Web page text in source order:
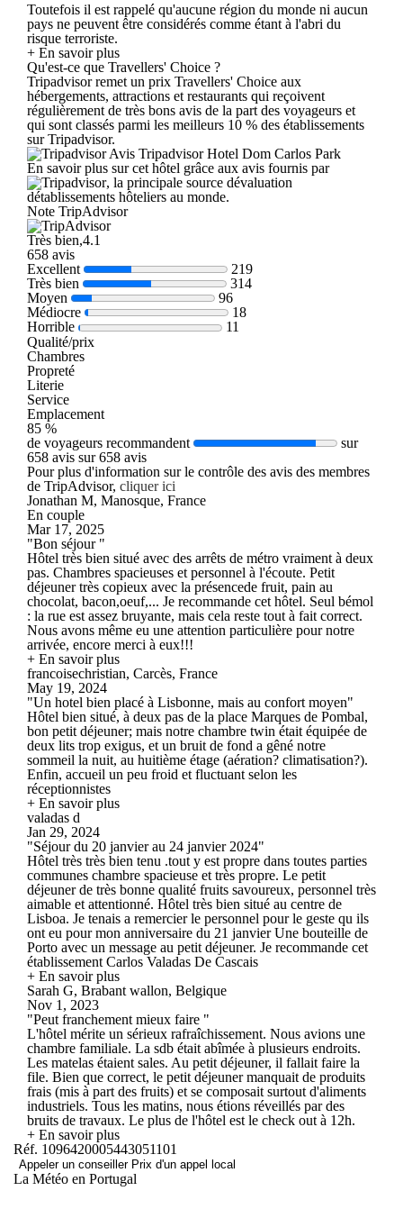
Toutefois il est rappelé qu'aucune région du monde ni aucun
pays ne peuvent être considérés comme étant à l'abri du
risque terroriste.
+ En savoir plus
Qu'est-ce que Travellers' Choice ?
Tripadvisor remet un prix Travellers' Choice aux
hébergements, attractions et restaurants qui reçoivent
régulièrement de très bons avis de la part des voyageurs et
qui sont classés parmi les meilleurs 10 % des établissements
sur Tripadvisor.
Avis Tripadvisor Hotel Dom Carlos Park
En savoir plus sur cet hôtel grâce aux avis fournis par
, la principale source dévaluation
détablissements hôteliers au monde.
Note TripAdvisor
Très bien,4.1
658 avis
Excellent
219
Très bien
314
Moyen
96
Médiocre
18
Horrible
11
Qualité/prix
Chambres
Propreté
Literie
Service
Emplacement
85 %
de voyageurs recommandent
sur
658 avis sur 658 avis
Pour plus d'information sur le contrôle des avis des membres
de TripAdvisor, cliquer ici
Jonathan M, Manosque, France
En couple
Mar 17, 2025
"Bon séjour "
Hôtel très bien situé avec des arrêts de métro vraiment à deux
pas. Chambres spacieuses et personnel à l'écoute. Petit
déjeuner très copieux avec la présencede fruit, pain au
chocolat, bacon,oeuf,... Je recommande cet hôtel. Seul bémol
: la rue est assez bruyante, mais cela reste tout à fait correct.
Nous avons même eu une attention particulière pour notre
arrivée, encore merci à eux!!!
+ En savoir plus
francoisechristian, Carcès, France
May 19, 2024
"Un hotel bien placé à Lisbonne, mais au confort moyen"
Hôtel bien situé, à deux pas de la place Marques de Pombal,
bon petit déjeuner; mais notre chambre twin était équipée de
deux lits trop exigus, et un bruit de fond a gêné notre
sommeil la nuit, au huitième étage (aération? climatisation?).
Enfin, accueil un peu froid et fluctuant selon les
réceptionnistes
+ En savoir plus
valadas d
Jan 29, 2024
"Séjour du 20 janvier au 24 janvier 2024"
Hôtel très très bien tenu .tout y est propre dans toutes parties
communes chambre spacieuse et très propre. Le petit
déjeuner de très bonne qualité fruits savoureux, personnel très
aimable et attentionné. Hôtel très bien situé au centre de
Lisboa. Je tenais a remercier le personnel pour le geste qu ils
ont eu pour mon anniversaire du 21 janvier Une bouteille de
Porto avec un message au petit déjeuner. Je recommande cet
établissement Carlos Valadas De Cascais
+ En savoir plus
Sarah G, Brabant wallon, Belgique
Nov 1, 2023
"Peut franchement mieux faire "
L'hôtel mérite un sérieux rafraîchissement. Nous avions une
chambre familiale. La sdb était abîmée à plusieurs endroits.
Les matelas étaient sales. Au petit déjeuner, il fallait faire la
file. Bien que correct, le petit déjeuner manquait de produits
frais (mis à part des fruits) et se composait surtout d'aliments
industriels. Tous les matins, nous étions réveillés par des
bruits de travaux. Le plus de l'hôtel est le check out à 12h.
+ En savoir plus
Réf. 1096420005443051101
Appeler un conseiller Prix d'un appel local
La Météo en Portugal